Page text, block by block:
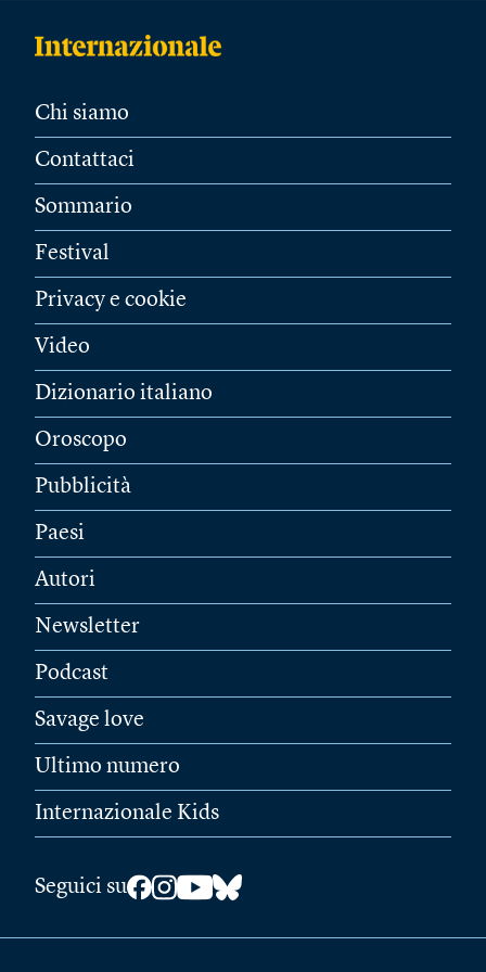
Chi siamo
Contattaci
Sommario
Festival
Privacy e cookie
Video
Dizionario italiano
Oroscopo
Pubblicità
Paesi
Autori
Newsletter
Podcast
Savage love
Ultimo numero
Internazionale Kids
Seguici su